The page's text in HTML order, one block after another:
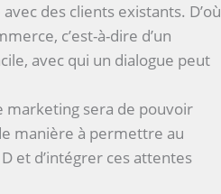
des clients existants. D’où
c’est-à-dire d’un
avec qui un dialogue peut
marketing sera de pouvoir
manière à permettre au
et d’intégrer ces attentes